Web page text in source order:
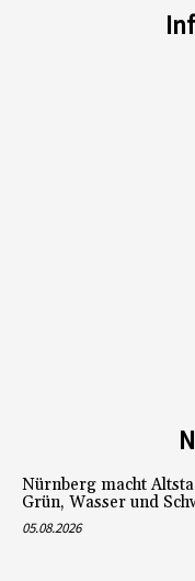
Nürnberg macht
Grün, Wasser und
05.08.2026